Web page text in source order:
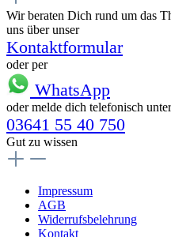
Wir beraten Dich rund um das
uns über unser
Kontaktformular
oder per
WhatsApp
oder melde dich telefonisch unter
03641 55 40 750
Gut zu wissen
Impressum
AGB
Widerrufsbelehrung
Kontakt